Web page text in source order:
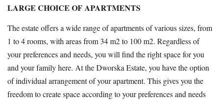
LARGE CHOICE OF APARTMENTS
The estate offers a wide range of apartments of various sizes, from
1 to 4 rooms, with areas from 34 m2 to 100 m2. Regardless of
your preferences and needs, you will find the right space for you
and your family here. At the Dworska Estate, you have the option
of individual arrangement of your apartment. This gives you the
freedom to create space according to your preferences and needs